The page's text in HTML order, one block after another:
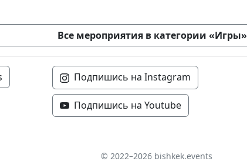
Все мероприятия в категории «Игры»
Подпишись на Instagram
Подпишись на Youtube
© 2022–2026 bishkek.events